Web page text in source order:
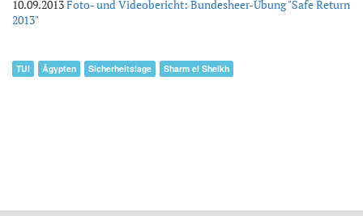
10.09.2013Foto- und Videobericht: Bundesheer-Übung "Safe Return
2013"
TUI Ägypten Sicherheitslage Sharm el Sheikh